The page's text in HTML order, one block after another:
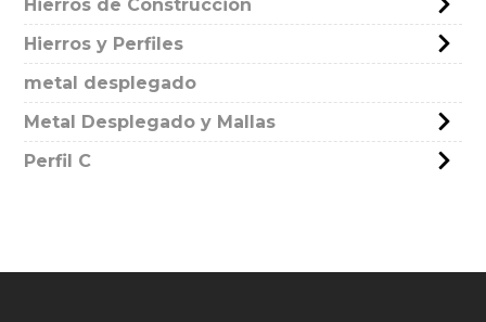
Hierros de Construcción
Hierros y Perfiles
metal desplegado
Metal Desplegado y Mallas
Perfil C